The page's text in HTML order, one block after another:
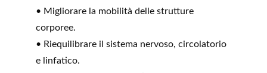
• Migliorare la mobilità delle strutture
corporee.
• Riequilibrare il sistema nervoso, circolatorio
e linfatico.